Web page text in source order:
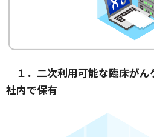
１．二次利用可能な臨床が
社内で保有